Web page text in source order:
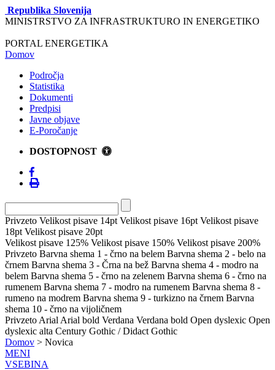
Republika Slovenija
MINISTRSTVO ZA INFRASTRUKTURO IN ENERGETIKO
PORTAL ENERGETIKA
Domov
Področja
Statistika
Dokumenti
Predpisi
Javne objave
E-Poročanje
DOSTOPNOST
Privzeto Velikost pisave 14pt Velikost pisave 16pt Velikost pisave
18pt Velikost pisave 20pt
Velikost pisave 125% Velikost pisave 150% Velikost pisave 200%
Privzeto Barvna shema 1 - črno na belem Barvna shema 2 - belo na
črnem Barvna shema 3 - Črna na bež Barvna shema 4 - modro na
belem Barvna shema 5 - črno na zelenem Barvna shema 6 - črno na
rumenem Barvna shema 7 - modro na rumenem Barvna shema 8 -
rumeno na modrem Barvna shema 9 - turkizno na črnem Barvna
shema 10 - črno na vijoličnem
Privzeto Arial Arial bold Verdana Verdana bold Open dyslexic Open
dyslexic alta Century Gothic / Didact Gothic
Domov > Novica
MENI
VSEBINA